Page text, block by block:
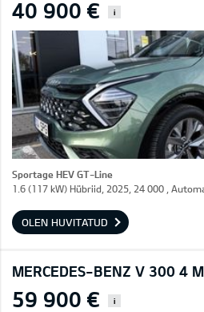
40 900 € i
Sportage HEV GT-Line
1.6 (117 kW) Hübriid, 2025, 24 000 ,
OLEN HUVITATUD
MERCEDES-BENZ V 300 4
59 900 € i